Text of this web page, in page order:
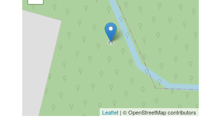
Leaflet | © OpenStreetMap contributors